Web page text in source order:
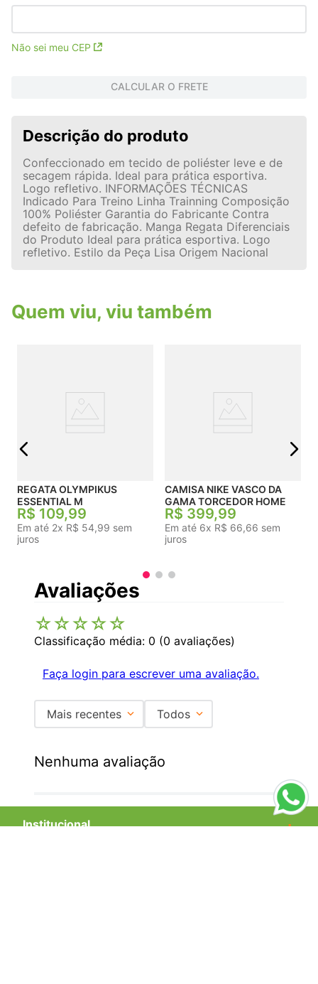
Não sei meu CEP
CALCULAR O FRETE
Descrição do produto
Confeccionado em tecido de poliéster leve e de
secagem rápida. Ideal para prática esportiva.
Logo refletivo. INFORMAÇÕES TÉCNICAS
Indicado Para Treino Linha Trainning Composição
100% Poliéster Garantia do Fabricante Contra
defeito de fabricação. Manga Regata Diferenciais
do Produto Ideal para prática esportiva. Logo
refletivo. Estilo da Peça Lisa Origem Nacional
Quem viu, viu também
REGATA OLYMPIKUS
ESSENTIAL M
R$ 109,99
Em até 2x R$ 54,99 sem
juros
CAMISA NIKE VASCO DA
GAMA TORCEDOR HOME
R$ 399,99
Em até 6x R$ 66,66 sem
juros
Avaliações
☆☆☆☆☆
Classificação média: 0 (0 avaliações)
Faça login para escrever uma avaliação.
Mais recentes Todos
Nenhuma avaliação
Institucional +